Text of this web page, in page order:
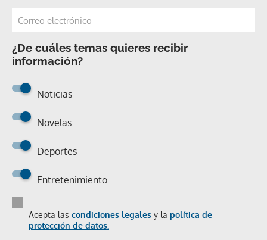
¿De cuáles temas quieres recibir
información?
Noticias
Novelas
Deportes
Entretenimiento
Acepta las condiciones legales y la política de
protección de datos.